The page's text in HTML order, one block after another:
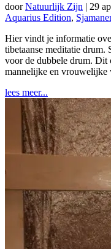
doorNatuurlijk Zijn | 29
Aquarius Edition,
Hier vindt je informatie
tibetaanse meditatie drum.
voor de dubbele drum. Dit
mannelijke en vrouwelijke
lees meer...